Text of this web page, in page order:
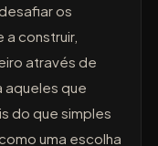
os
construir,
através de
aqueles que
do que simples
uma escolha